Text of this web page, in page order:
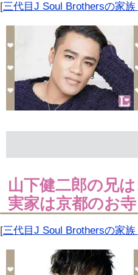
[三代目J Soul Brothersの家族
山下健二郎の兄
実家は京都のお寺
[三代目J Soul Brothersの家族